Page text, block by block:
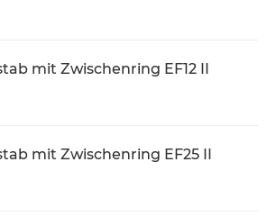
mit Zwischenring EF12 II
mit Zwischenring EF25 II